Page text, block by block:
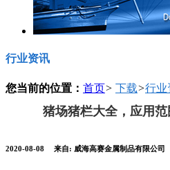
行业资讯
您当前的位置： 首页> 下载>行业
猪场猪栏大全，应用
2020-08-08 来自: 威海高赛金属制品有限公司